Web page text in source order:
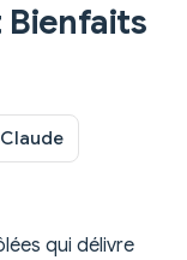
Claude
qui délivre